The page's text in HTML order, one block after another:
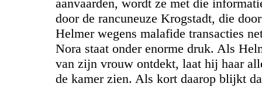
aanvaarden, wordt ze met die
door de rancuneuze Krogstadt, die
Helmer wegens malafide transacties
Nora staat onder enorme druk. Als
van zijn vrouw ontdekt, laat hij haar
de kamer zien. Als kort daarop blijkt